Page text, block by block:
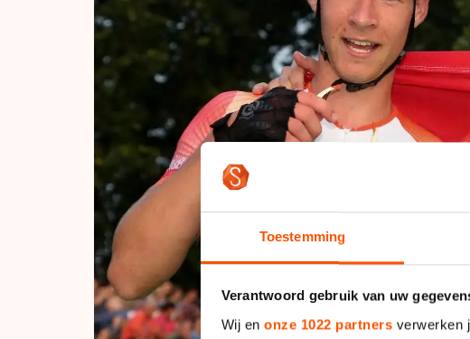
Toestemming
Verantwoord gebruik van uw
Wij en onze 1022 partners verwerken